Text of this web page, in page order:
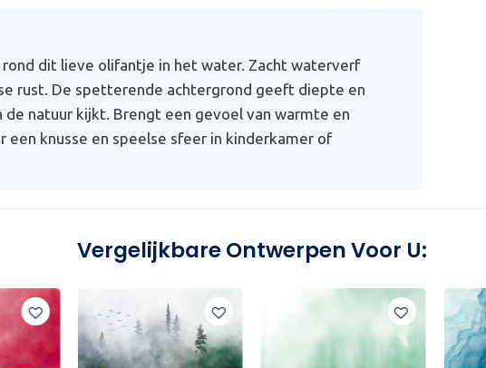
dit lieve olifantje in het water. Zacht waterverf
rust. De spetterende achtergrond geeft diepte en
natuur kijkt. Brengt een gevoel van warmte en
knusse en speelse sfeer in kinderkamer of
Vergelijkbare Ontwerpen Voor U: